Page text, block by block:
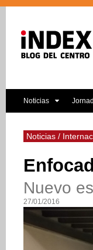
Noticias
Noticias /
Nuevo
27/01/2016